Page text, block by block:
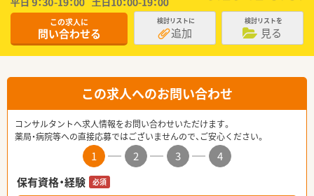
この求人に
問い合わせる
検討リストに
追加
検討リストを
見る
この求人へのお問い合わせ
コンサルタントへ求人情報をお問い合わせいただけます。
薬局・病院等への直接応募ではございませんので、ご安心ください。
1 2 3
4
保有資格・経験
必須